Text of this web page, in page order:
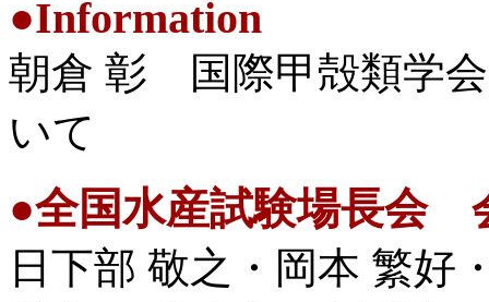
●Information
朝倉 彰 国際甲殻類学会
いて
●全国水産試験場長会
日下部 敬之・岡本 繁好